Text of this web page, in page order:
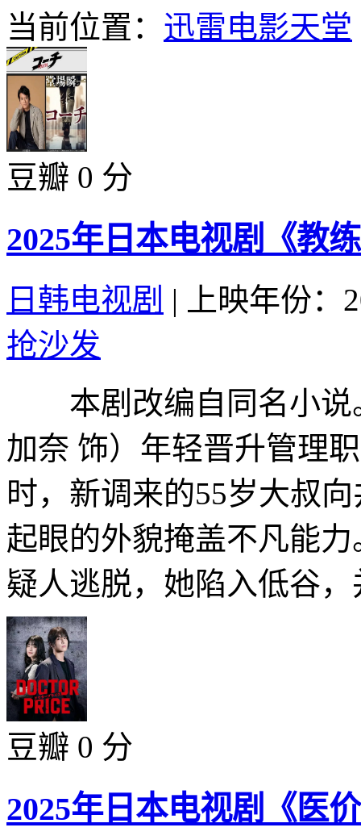
当前位置： 迅雷电影天堂
豆瓣 0 分
2025年日本电视剧《教
日韩电视剧 |
上映年份：
抢沙发
本剧改编自同名小说
加奈 饰）年轻晋升管理
时，新调来的55岁大叔
起眼的外貌掩盖不凡能
疑人逃脱，她陷入低谷
豆瓣 0 分
2025年日本电视剧《医